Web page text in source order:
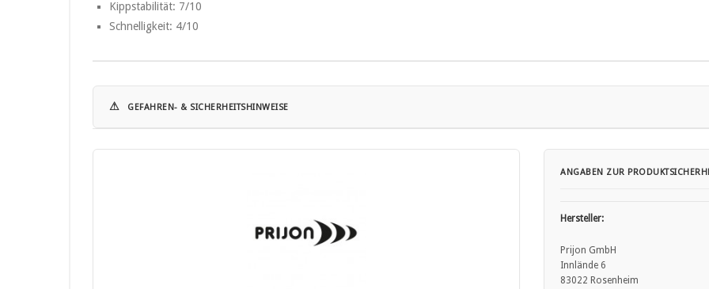
Kippstabilität: 7/10
Schnelligkeit: 4/10
⚠ GEFAHREN- & SICHERHEITSHINWEISE
Hinweise zur Nutzung:
• Beachten Sie die maximale Zuladung gemäß Herstellerangaben.
• Vor Gebrauch Gebrauchsanleitung und Sicherheitshinweise lesen.
ANGABEN ZUR
Hersteller:
Prijon GmbH
Innlände 6
83022 Rosenheim